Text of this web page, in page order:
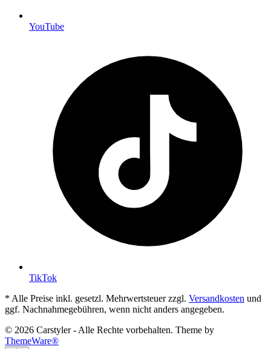
YouTube
TikTok
* Alle Preise inkl. gesetzl. Mehrwertsteuer zzgl. Versandkosten und
ggf. Nachnahmegebühren, wenn nicht anders angegeben.
© 2026 Carstyler - Alle Rechte vorbehalten. Theme by
ThemeWare®